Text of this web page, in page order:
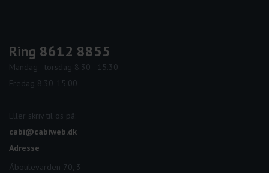
Ring 8612 8855
Mandag - torsdag 8.30 - 15.30
Fredag 8.30-15.00
Eller skriv til os på:
cabi@cabiweb.dk
Adresse
Åboulevarden 70, 3